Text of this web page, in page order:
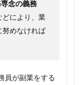
念の義務
により、業
努めなければ
員が副業をする